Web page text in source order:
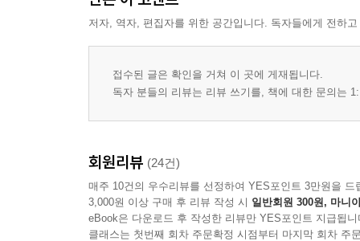
저자, 역자, 편집자를 위한 공간입니다. 독자들에게 전하
접수된 글은 확인을 거쳐 이 곳에 게재됩니다.
독자 분들의 리뷰는 리뷰 쓰기를, 책에 대한 문의는
회원리뷰 (24건)
매주 10건의 우수리뷰를 선정하여 YES포인트 3만원을 드
3,000원 이상 구매 후 리뷰 작성 시 일반회원 300원, 마니
eBook은 다운로드 후 작성한 리뷰만 YES포인트 지급됩니
클래스는 첫번째 회차 주문확정 시점부터 마지막 회차 주